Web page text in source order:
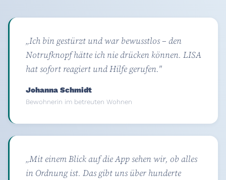
„Ich bin gestürzt und war bewusstlos – den
Notrufknopf hätte ich nie drücken können. LISA
hat sofort reagiert und Hilfe gerufen."
Johanna Schmidt
Bewohnerin im betreuten Wohnen
„Mit einem Blick auf die App sehen wir, ob alles
in Ordnung ist. Das gibt uns über hunderte